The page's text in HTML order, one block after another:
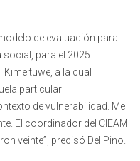
de evaluación para
para el 2025.
a la cual
particular
de vulnerabilidad. Me
El coordinador del CIEAM
veinte”, precisó Del Pino.